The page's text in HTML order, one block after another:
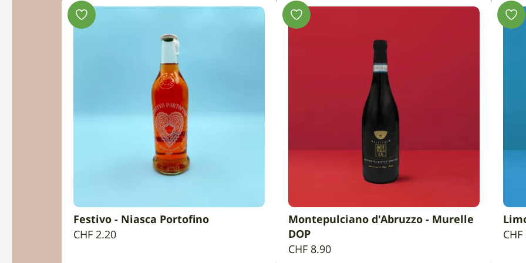
AGGIUNGI AL CARRELLO
Festivo - Niasca Portofino
CHF2.20
AGGIUNGI AL CARRELLO
Montepulciano d'Abruzzo - Murelle
DOP
CHF8.90
CHF